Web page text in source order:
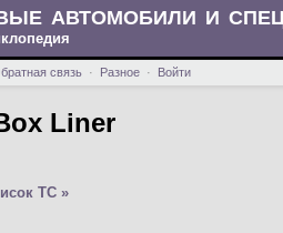
АВТОМОБИЛИ И
связь · Разное · Войти
Liner
ТС »